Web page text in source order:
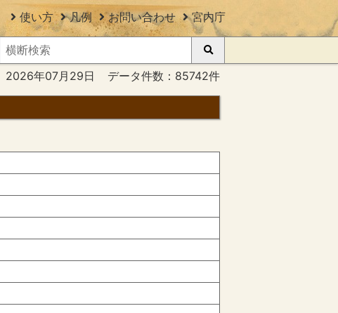
使い方 凡例 お問い合わせ 宮内庁
2026年07月29日 データ件数：85742件